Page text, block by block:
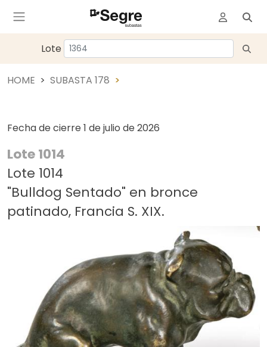
Lote
HOME SUBASTA 178
Fecha de cierre 1 de julio de 2026
Lote 1014
Lote 1014
"Bulldog Sentado" en bronce
patinado, Francia S. XIX.